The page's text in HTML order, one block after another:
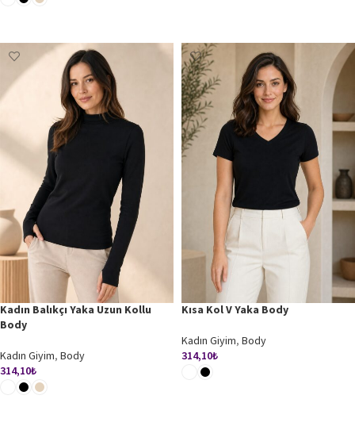
Kadın Balıkçı Yaka Uzun Kollu
Body
Kadın Giyim, Body
314,10₺
Kısa Kol V Yaka Body
Kadın Giyim, Body
314,10₺